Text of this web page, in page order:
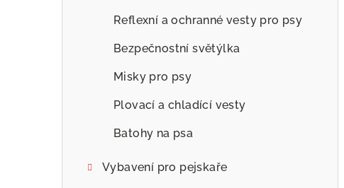
Reflexní a ochranné vesty pro psy
Bezpečnostní světýlka
Misky pro psy
Plovací a chladící vesty
Batohy na psa
Vybavení pro pejskaře